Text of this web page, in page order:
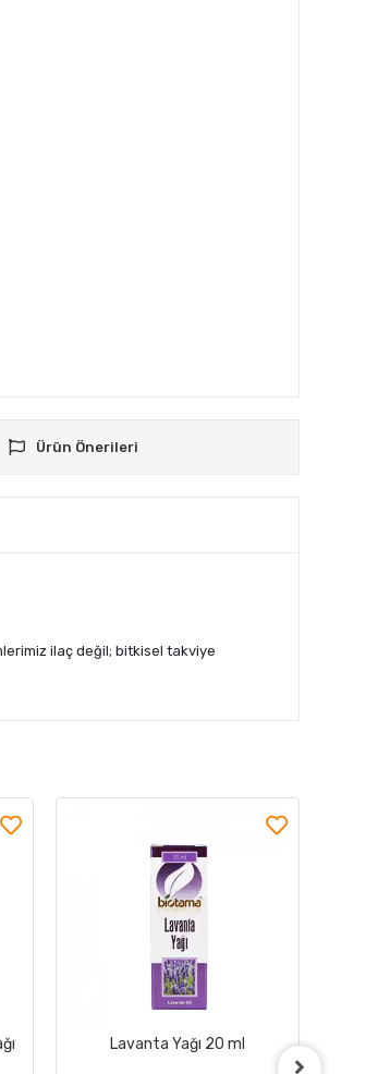
Ürün Önerileri
ilaç değil; bitkisel takviye
Lavanta Yağı 20 ml